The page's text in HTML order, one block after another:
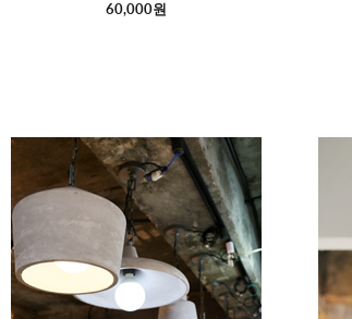
60,000원